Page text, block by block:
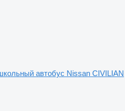
автобус Nissan CIVILIAN